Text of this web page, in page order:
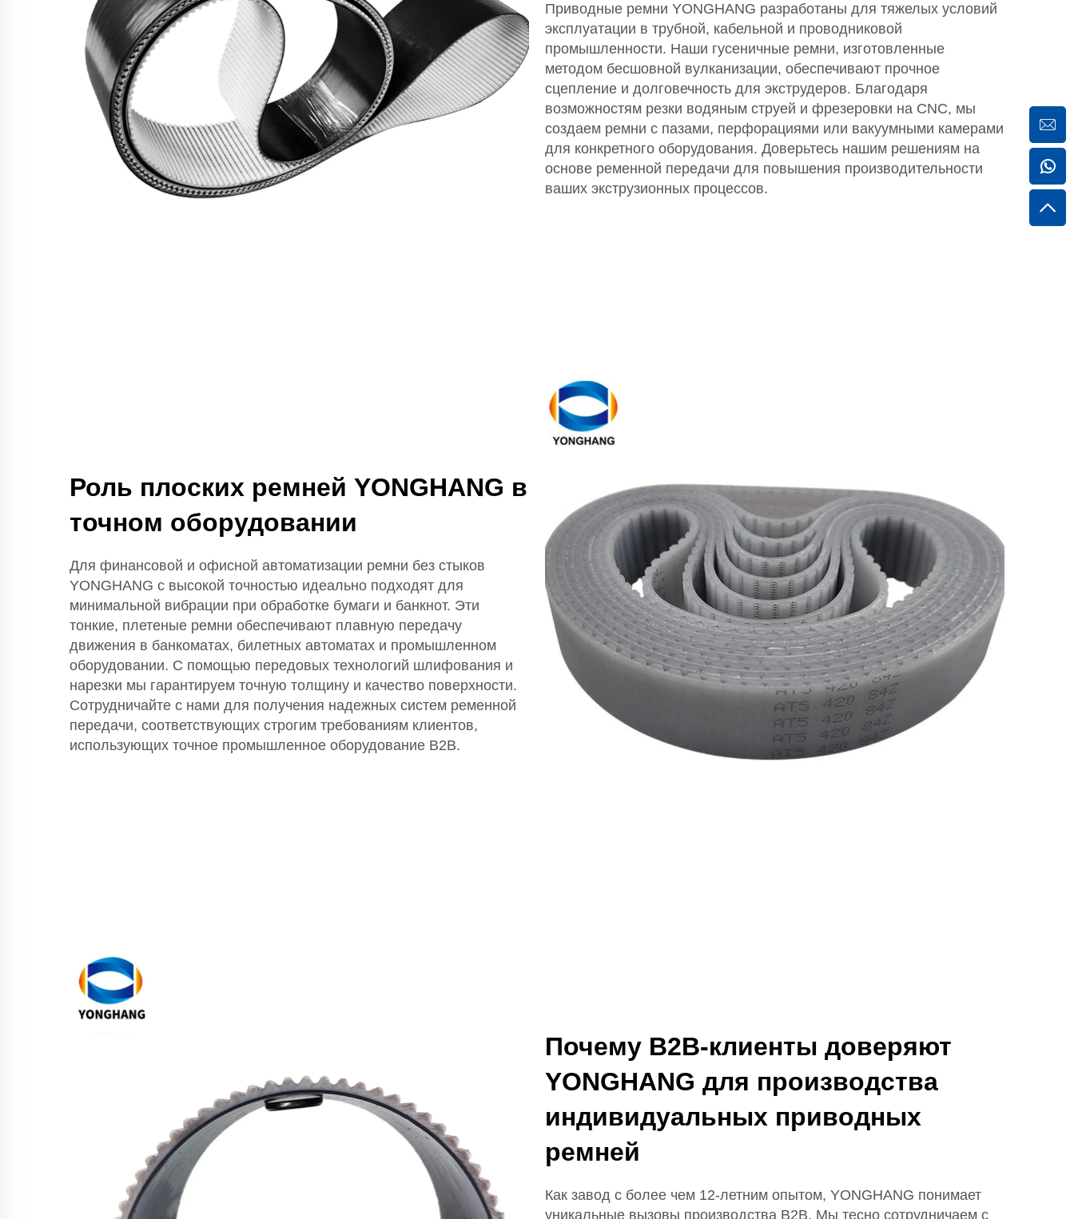
Приводные ремни YONGHANG разработаны для тяжелых условий
эксплуатации в трубной, кабельной и проводниковой
промышленности. Наши гусеничные ремни, изготовленные
методом бесшовной вулканизации, обеспечивают прочное
сцепление и долговечность для экструдеров. Благодаря
возможностям резки водяным струей и фрезеровки на CNC, мы
создаем ремни с пазами, перфорациями или вакуумными камерами
для конкретного оборудования. Доверьтесь нашим решениям на
основе ременной передачи для повышения производительности
ваших экструзионных процессов.
Роль плоских ремней YONGHANG в
точном оборудовании
Для финансовой и офисной автоматизации ремни без стыков
YONGHANG с высокой точностью идеально подходят для
минимальной вибрации при обработке бумаги и банкнот. Эти
тонкие, плетеные ремни обеспечивают плавную передачу
движения в банкоматах, билетных автоматах и промышленном
оборудовании. С помощью передовых технологий шлифования и
нарезки мы гарантируем точную толщину и качество поверхности.
Сотрудничайте с нами для получения надежных систем ременной
передачи, соответствующих строгим требованиям клиентов,
использующих точное промышленное оборудование B2B.
Почему B2B-клиенты доверяют
YONGHANG для производства
индивидуальных приводных
ремней
Как завод с более чем 12-летним опытом, YONGHANG понимает
уникальные вызовы производства B2B. Мы тесно сотрудничаем с